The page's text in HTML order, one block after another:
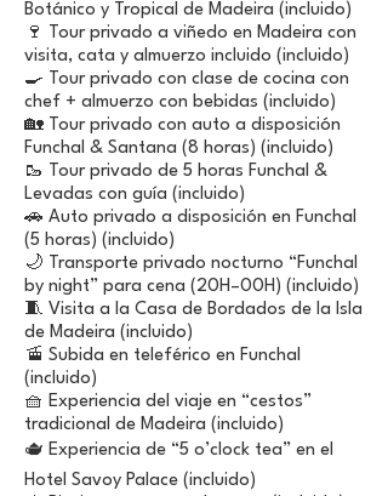
Botánico y Tropical de Madeira (incluido)
🍷 Tour privado a viñedo en Madeira con
visita, cata y almuerzo incluido (incluido)
🍳 Tour privado con clase de cocina con
chef + almuerzo con bebidas (incluido)
🏡 Tour privado con auto a disposición
Funchal & Santana (8 horas) (incluido)
🥾 Tour privado de 5 horas Funchal &
Levadas con guía (incluido)
🚗 Auto privado a disposición en Funchal
(5 horas) (incluido)
🌙 Transporte privado nocturno “Funchal
by night” para cena (20H–00H) (incluido)
🧵 Visita a la Casa de Bordados de la Isla
de Madeira (incluido)
🚡 Subida en teleférico en Funchal
(incluido)
🧺 Experiencia del viaje en “cestos”
tradicional de Madeira (incluido)
🫖 Experiencia de “5 o’clock tea” en el
Hotel Savoy Palace (incluido)